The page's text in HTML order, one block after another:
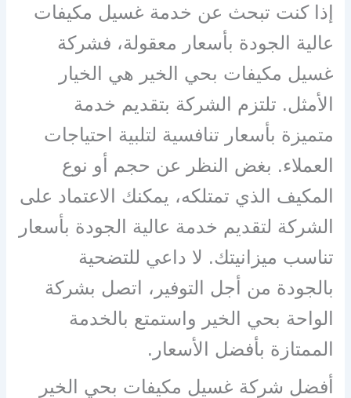
إذا كنت تبحث عن خدمة غسيل مكيفات
عالية الجودة بأسعار معقولة، فشركة
غسيل مكيفات بحي الخير هي الخيار
الأمثل. تلتزم الشركة بتقديم خدمة
متميزة بأسعار تنافسية لتلبية احتياجات
العملاء. بغض النظر عن حجم أو نوع
المكيف الذي تمتلكه، يمكنك الاعتماد على
الشركة لتقديم خدمة عالية الجودة بأسعار
تناسب ميزانيتك. لا داعي للتضحية
بالجودة من أجل التوفير، اتصل بشركة
الواحة بحي الخير واستمتع بالخدمة
الممتازة بأفضل الأسعار.
أفضل شركة غسيل مكيفات بحي الخير